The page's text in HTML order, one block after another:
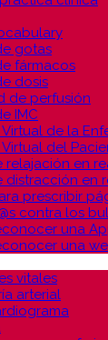
gotas
fármacos
dosis
de perfusión
IMC
de la
del
relajación en
distracción en
prescribir
contra los
una
una
vitales
arterial